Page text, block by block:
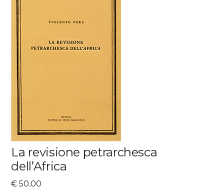
La revisione petrarchesca
dell’Africa
€ 50,00